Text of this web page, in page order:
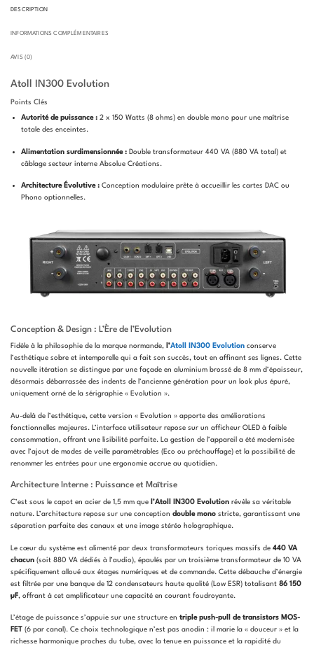
DESCRIPTION
INFORMATIONS COMPLÉMENTAIRES
AVIS (0)
Atoll IN300 Evolution
Points Clés
Autorité de puissance :2 x 150 Watts (8 ohms) en double mono pour une maîtrise
totale des enceintes.
Alimentation surdimensionnée :Double transformateur 440 VA (880 VA total) et
câblage secteur interne Absolue Créations.
Architecture Évolutive :Conception modulaire prête à accueillir les cartes DAC ou
Phono optionnelles.
Conception & Design : L’Ère de l’Evolution
Fidèle à la philosophie de la marque normande, l’Atoll IN300 Evolution conserve
l’esthétique sobre et intemporelle qui a fait son succès, tout en affinant ses lignes. Cette
nouvelle itération se distingue par une façade en aluminium brossé de 8 mm d’épaisseur,
désormais débarrassée des indents de l’ancienne génération pour un look plus épuré,
uniquement orné de la sérigraphie « Evolution ».
Au-delà de l’esthétique, cette version « Evolution » apporte des améliorations
fonctionnelles majeures. L’interface utilisateur repose sur un afficheur OLED à faible
consommation, offrant une lisibilité parfaite. La gestion de l’appareil a été modernisée
avec l’ajout de modes de veille paramétrables (Eco ou préchauffage) et la possibilité de
renommer les entrées pour une ergonomie accrue au quotidien.
Architecture Interne : Puissance et Maîtrise
C’est sous le capot en acier de 1,5 mm que l’Atoll IN300 Evolution révèle sa véritable
nature. L’architecture repose sur une conception double mono stricte, garantissant une
séparation parfaite des canaux et une image stéréo holographique.
Le cœur du système est alimenté par deux transformateurs toriques massifs de 440 VA
chacun (soit 880 VA dédiés à l’audio), épaulés par un troisième transformateur de 10 VA
spécifiquement alloué aux étages numériques et de commande. Cette débauche d’énergie
est filtrée par une banque de 12 condensateurs haute qualité (Low ESR) totalisant 86 150
µF, offrant à cet amplificateur une capacité en courant foudroyante.
L’étage de puissance s’appuie sur une structure en triple push-pull de transistors MOS-
FET (6 par canal). Ce choix technologique n’est pas anodin : il marie la « douceur » et la
richesse harmonique proches du tube, avec la tenue en puissance et la rapidité du